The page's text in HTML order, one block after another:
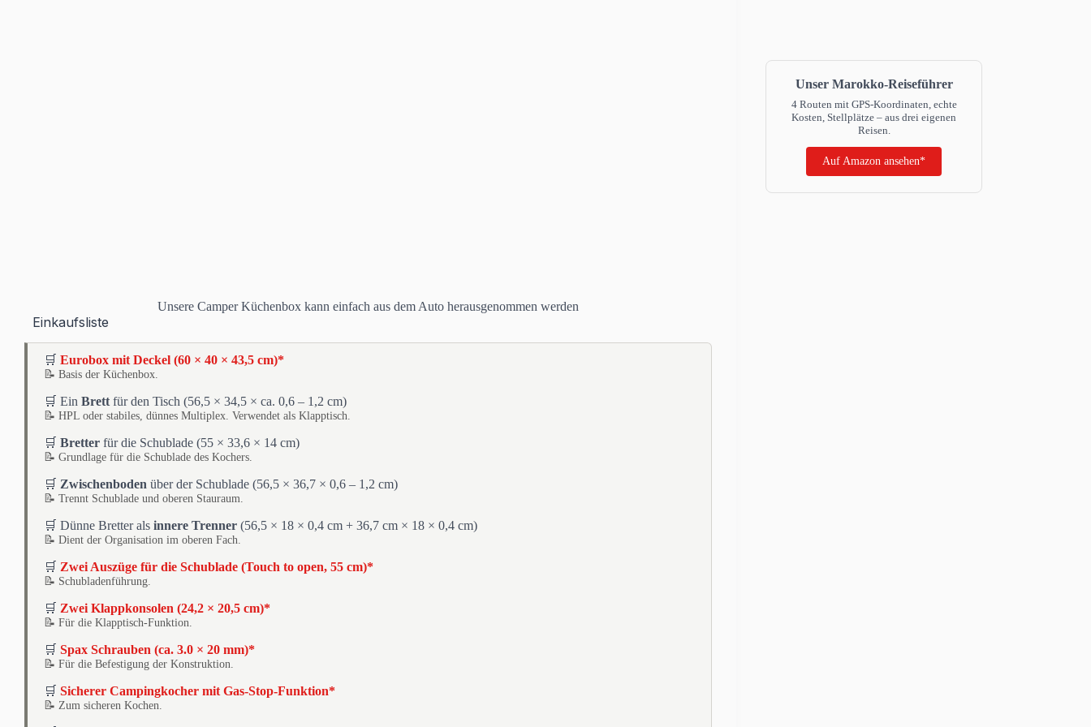
Unsere Camper Küchenbox kann einfach aus dem Auto herausgenommen werden
Einkaufsliste
🛒Eurobox mit Deckel (60 × 40 × 43,5 cm)*
📝 Basis der Küchenbox.
🛒 EinBrett für den Tisch (56,5 × 34,5 × ca. 0,6 – 1,2 cm)
📝 HPL oder stabiles, dünnes Multiplex. Verwendet als Klapptisch.
🛒Bretter für die Schublade (55 × 33,6 × 14 cm)
📝 Grundlage für die Schublade des Kochers.
🛒 Zwischenboden über der Schublade (56,5 × 36,7 × 0,6 – 1,2 cm)
📝 Trennt Schublade und oberen Stauraum.
🛒 Dünne Bretter alsinnere Trenner (56,5 × 18 × 0,4 cm + 36,7 cm × 18 × 0,4 cm)
📝 Dient der Organisation im oberen Fach.
🛒 Zwei Auszüge für die Schublade (Touch to open, 55 cm)*
📝 Schubladenführung.
🛒 Zwei Klappkonsolen (24,2 × 20,5 cm)*
📝 Für die Klapptisch-Funktion.
🛒Spax Schrauben (ca. 3.0 × 20 mm)*
📝 Für die Befestigung der Konstruktion.
🛒Sicherer Campingkocher mit Gas-Stop-Funktion*
📝 Zum sicheren Kochen.
Unser Marokko-Reiseführer
4 Routen mit GPS-Koordinaten, echte
Kosten, Stellplätze – aus drei eigenen
Reisen.
Auf Amazon ansehen*